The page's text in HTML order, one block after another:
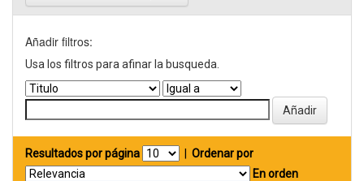
Añadir filtros:
Usa los filtros para afinar la busqueda.
Resultados por página
Ordenar por
En orden